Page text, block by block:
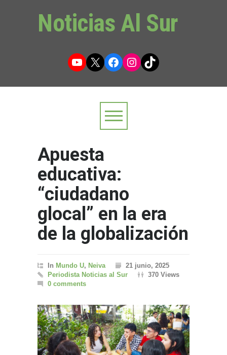
Noticias Al Sur
YouTube
X Facebook
Instagram
TikTok
Apuesta
educativa:
“ciudadano
glocal” en la era
de la globalización
In Mundo U, Neiva
21 junio, 2025
Periodista Noticias al Sur
370 Views
0 comments